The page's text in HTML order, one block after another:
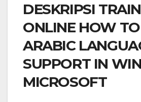
DESKRIPSI
ONLINE HOW
ARABIC
SUPPORT IN
MICROSOFT